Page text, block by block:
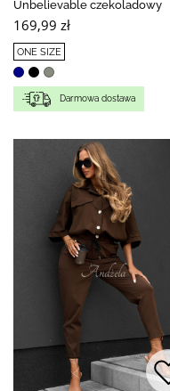
Unbelievable czekoladowy
169,99 zł
ONE SIZE
Darmowa dostawa